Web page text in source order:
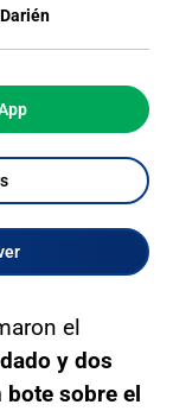
el
y dos
bote sobre el